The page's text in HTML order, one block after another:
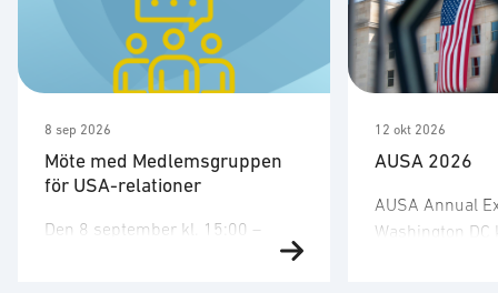
8 sep 2026
Möte med Medlemsgruppen
för USA-relationer
Den 8 september kl. 15:00 –
17:00 har medlemsgruppen för
12 okt 2026
AUSA 2026
AUSA Annual
Washington DC